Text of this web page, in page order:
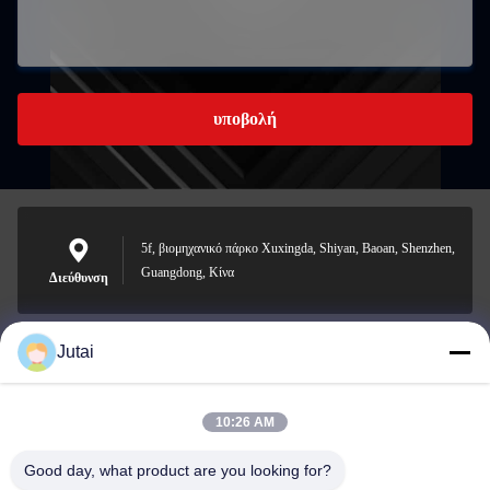
υποβολή
Διεύθυνση
5f, βιομηχανικό πάρκο Xuxingda, Shiyan, Baoan, Shenzhen,
Guangdong, Κίνα
jutaisales18@gmail.com
Jutai
10:26 AM
Good day, what product are you looking for?